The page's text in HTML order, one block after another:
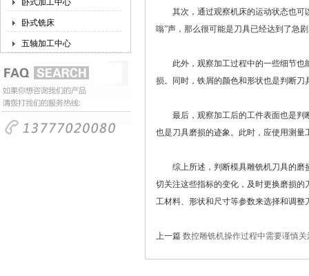
卧式加工中心
卧式铣床
五轴加工中心
其次，通过观察机床的运动状态也可
嗡”声，那么很可能是刀具已经达到了急
此外，观察加工过程中的一些细节也
损。同时，铁屑的颜色和形状也是判断
最后，观察加工后的工件表面也是判
也是刀具磨损的迹象。此时，应使用测
综上所述，判断模具雕铣机刀具的磨
切关注这些指标的变化，及时更换磨损
工材料、形状和尺寸等参数来选择和调整
上一篇 数控雕铣机操作过程中需要谨慎